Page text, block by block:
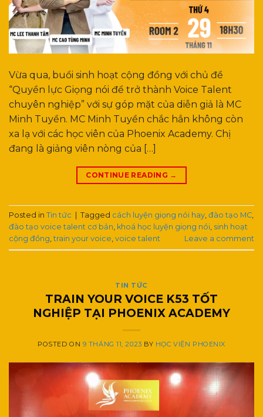
Vừa qua, buổi sinh hoạt cộng đồng với chủ đề
“Quyền lực Giọng nói để trở thành Voice Talent
chuyên nghiệp” với sự góp mặt của diễn giả là MC
Minh Tuyền. MC Minh Tuyền chắc hẳn không còn
xa lạ với các học viên của Phoenix Academy. Chị
đang là giảng viên nòng của […]
CONTINUE READING →
Posted in Tin tức Tagged cách luyện giọng nói hay, đào tạo MC,
đào tạo voice talent cơ bản, khoá học luyện giọng nói, sinh hoạt
cộng đồng,train your voice, voice talent Leave a comment
TIN TỨC
TRAIN YOUR VOICE K53 TỐT
NGHIỆP TẠI PHOENIX ACADEMY
POSTED ON 9 THÁNG 11, 2023 BY HỌC VIỆN PHOENIX